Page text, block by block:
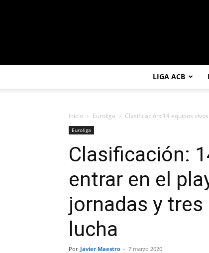
LIGA ACB
Inicio Euroliga Clasificación: 14 equipos
Euroliga
Clasificación:
entrar en el
jornadas y
lucha
Por Javier Maestro - 7 marzo 2020